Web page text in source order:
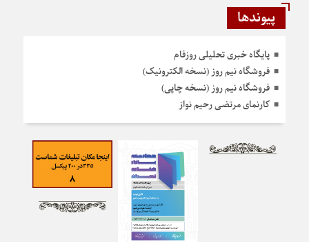
پیوندها
پایگاه خبری تحلیلی روزفام
فروشگاه نیم روز (نسخه الکترونیک)
فروشگاه نیم روز (نسخه چاپی)
کارنمای مرتضی رحیم نواز